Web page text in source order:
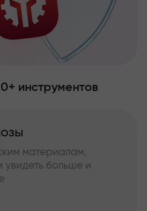
инструментов
материалам,
увидеть больше и